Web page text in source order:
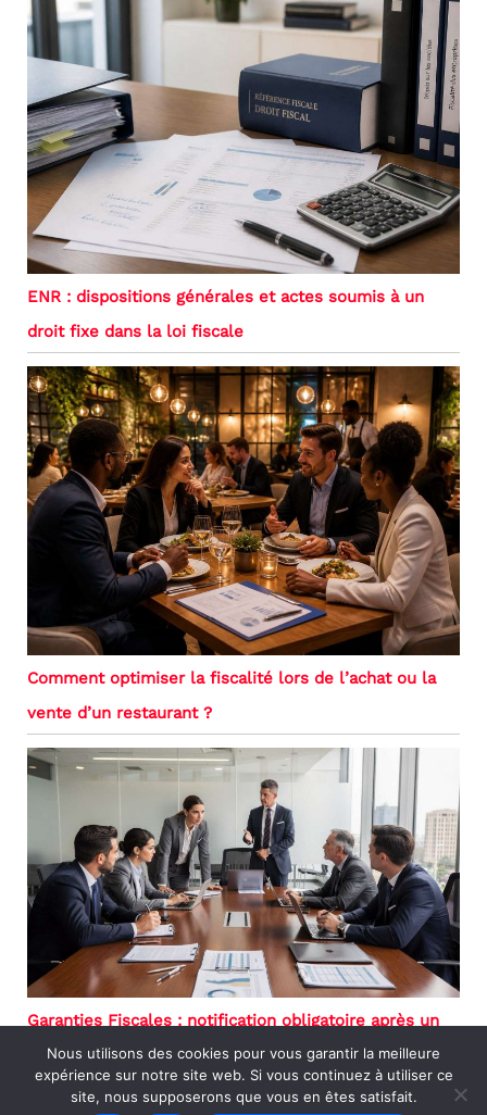
ENR : dispositions générales et actes soumis à un
droit fixe dans la loi fiscale
Comment optimiser la fiscalité lors de l’achat ou la
vente d’un restaurant ?
Garanties Fiscales : notification obligatoire après un
examen contradictoire
Nous utilisons des cookies pour vous garantir la meilleure
expérience sur notre site web. Si vous continuez à utiliser ce
site, nous supposerons que vous en êtes satisfait.